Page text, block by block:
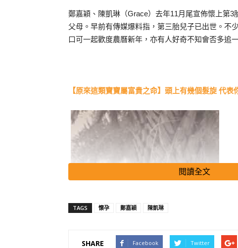
鄭嘉穎、陳凱琳（Grace）去年11月尾宣佈懷上第3
父母。早前有傳媒爆料指，第三胎兒子已出世。不
口可一起歡度農曆新年，亦有人好奇不知會否多追
【原來這類寶寶屬富貴之命】頭上有幾個髮旋 代表
閱讀全文
TAGS 懷孕 鄭嘉穎 陳凱琳
SHARE Facebook Twitter